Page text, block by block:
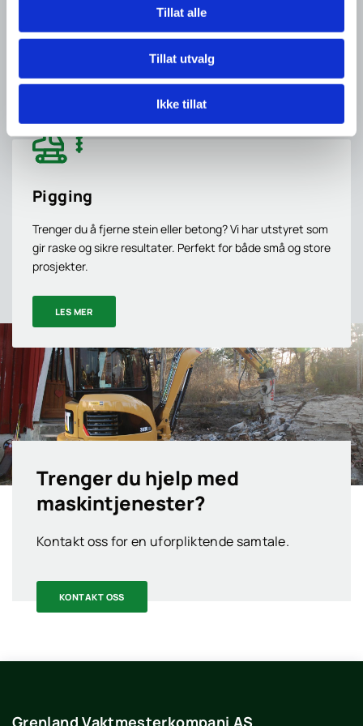
Tillat alle
Tillat utvalg
Ikke tillat
Pigging
Trenger du å fjerne stein eller betong? Vi har utstyret som
gir raske og sikre resultater. Perfekt for både små og store
prosjekter.
LES MER
Trenger du hjelp med
maskintjenester?
Kontakt oss for en uforpliktende samtale.
KONTAKT OSS